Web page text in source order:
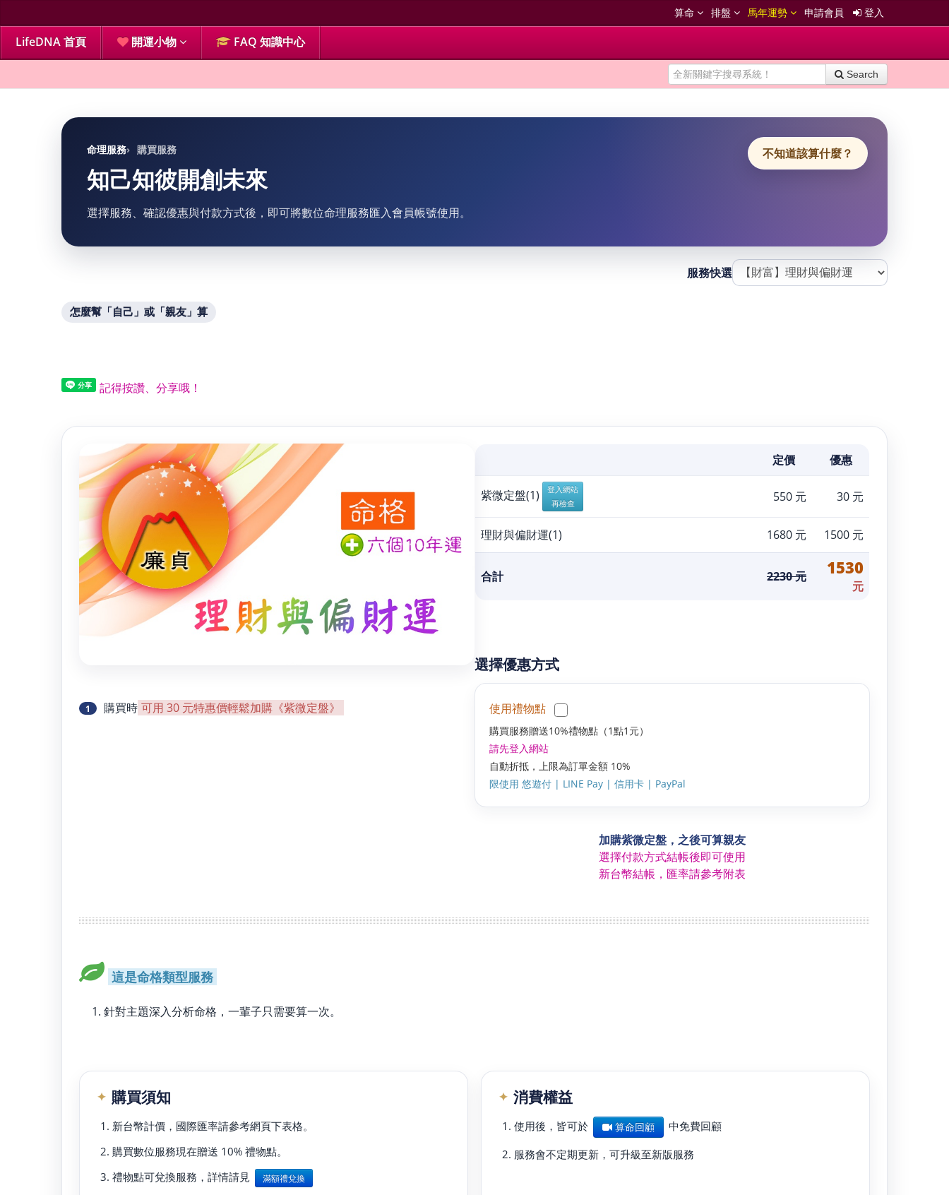
算命 排盤 馬年運勢 申請會員 登入
LifeDNA 首頁 開運小物 FAQ 知識中心
Search
不知道該算什麼？
命理服務 購買服務
知己知彼開創未來
選擇服務、確認優惠與付款方式後，即可將數位命理服務匯入會員帳號使用。
服務快選
怎麼幫「自己」或「親友」算
記得按讚、分享哦！
1 購買時 可用 30 元特惠價輕鬆加購《紫微定盤》
定價 優惠
紫微定盤(1)
登入網站
再檢查
550 元 30 元
理財與偏財運(1) 1680 元 1500 元
合計 2230元 1530
元
選擇優惠方式
使用禮物點
購買服務贈送10%禮物點（1點1元）
請先登入網站
自動折抵，上限為訂單金額 10%
限使用 悠遊付 | LINE Pay | 信用卡 | PayPal
加購紫微定盤，之後可算親友
選擇付款方式結帳後即可使用
新台幣結帳，匯率請參考附表
這是命格類型服務
針對主題深入分析命格，一輩子只需要算一次。
購買須知
新台幣計價，國際匯率請參考網頁下表格。
購買數位服務現在贈送 10% 禮物點。
禮物點可兌換服務，詳情請見
滿額禮兌換
消費權益
使用後，皆可於 算命回顧
中免費回顧
服務會不定期更新，可升級至新版服務